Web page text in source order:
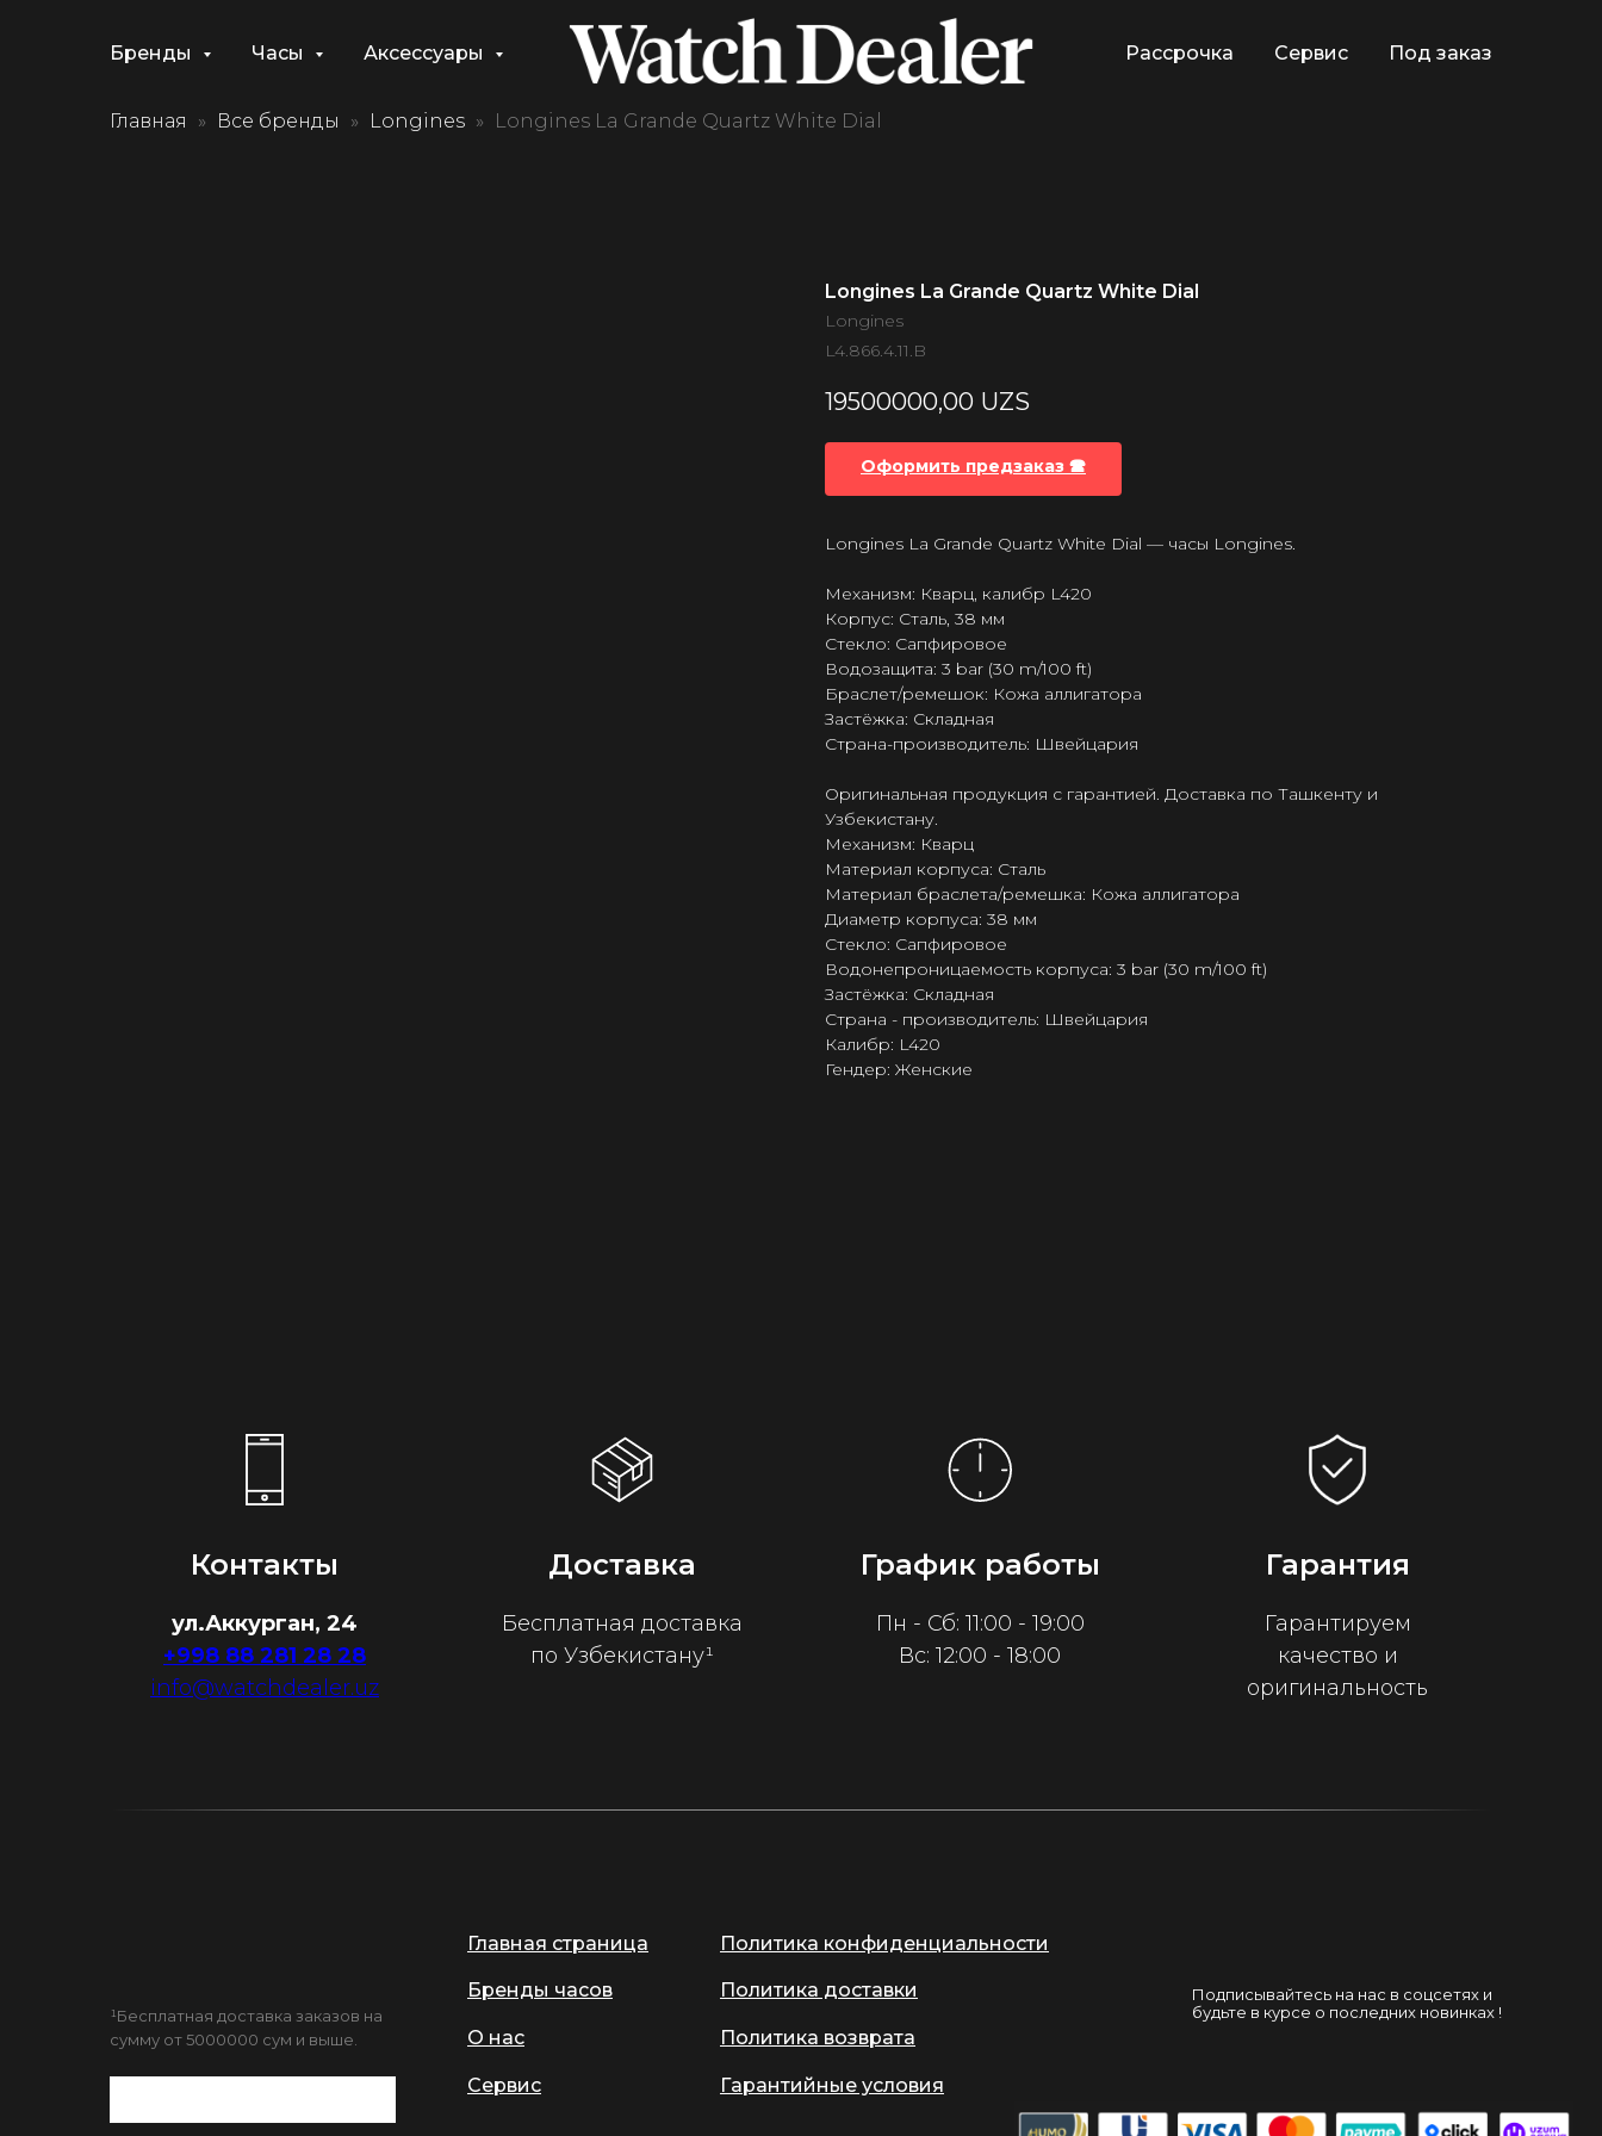
Бренды Часы Аксессуары Рассрочка Сервис Под заказ
Главная Все бренды Longines Longines La Grande Quartz White Dial
Longines La Grande Quartz White Dial
Longines
L4.866.4.11.B
19500000,00 UZS
Оформить предзаказ 🕿
Longines La Grande Quartz White Dial — часы Longines.
Механизм: Кварц, калибр L420
Корпус: Сталь, 38 мм
Стекло: Сапфировое
Водозащита: 3 bar (30 m/100 ft)
Браслет/ремешок: Кожа аллигатора
Застёжка: Складная
Страна-производитель: Швейцария
Оригинальная продукция с гарантией. Доставка по Ташкенту и
Узбекистану.
Механизм: Кварц
Материал корпуса: Сталь
Материал браслета/ремешка: Кожа аллигатора
Диаметр корпуса: 38 мм
Стекло: Сапфировое
Водонепроницаемость корпуса: 3 bar (30 m/100 ft)
Застёжка: Складная
Страна - производитель: Швейцария
Калибр: L420
Гендер: Женские
Контакты
ул.Аккурган, 24
+998 88 281 28 28
info@watchdealer.uz
Доставка
Бесплатная доставка
по Узбекистану¹
График работы
Пн - Сб: 11:00 - 19:00
Вс: 12:00 - 18:00
Гарантия
Гарантируем
качество и
оригинальность
Подписывайтесь на нас в соцсетях и
будьте в курсе о последних новинках !
Главная страница
Бренды часов
О нас
Сервис
¹Бесплатная доставка заказов на
сумму от 5000000 сум и выше.
Политика конфиденциальности
Политика доставки
Политика возврата
Гарантийные условия